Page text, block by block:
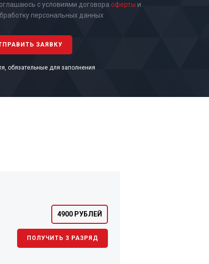
с условиями договора оферты и
персональных данных
обязательные для заполнения
4900 РУБЛЕЙ
ПОЛУЧИТЬ 3 РАЗРЯД